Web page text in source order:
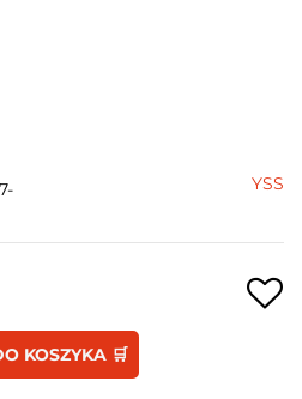
YSS
KOSZYKA 🛒